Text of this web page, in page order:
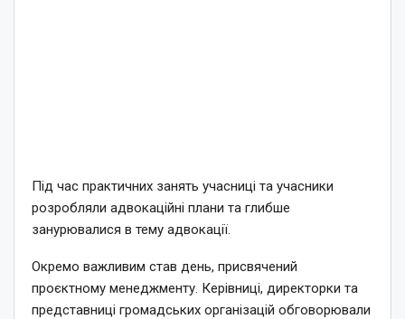
Під час практичних занять учасниці та учасники
розробляли адвокаційні плани та глибше
занурювалися в тему адвокації.
Окремо важливим став день, присвячений
проєктному менеджменту. Керівниці, директорки та
представниці громадських організацій обговорювали